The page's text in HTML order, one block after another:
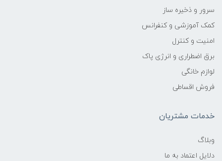
سرور و ذخیره ساز
کمک آموزشی و کنفرانس
امنیت و کنترل
برق اضطراری و انرژی پاک
لوازم خانگی
فروش اقساطی
خدمات مشتریان
وبلاگ
دلایل اعتماد به ما